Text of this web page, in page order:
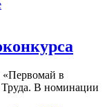
«Первомай в
В номинации